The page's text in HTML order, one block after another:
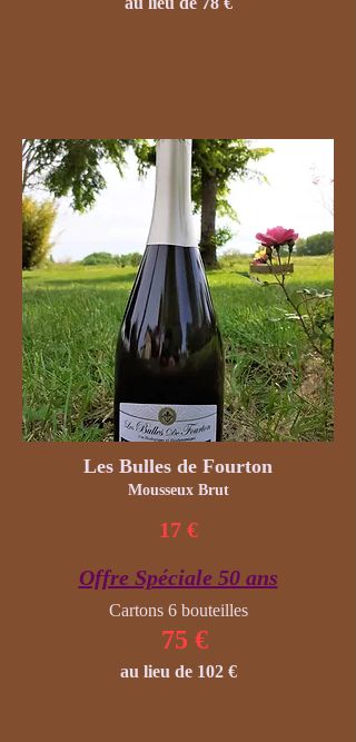
Les Bulles de Fourton
Mousseux Brut
17 €
Offre Spéciale 50 ans
Cartons 6 bouteilles
75 €
au lieu de 102 €